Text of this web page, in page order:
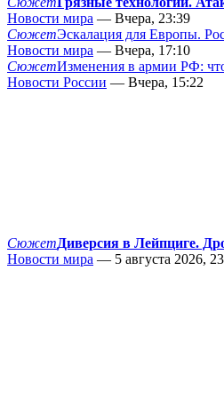
Новости мира — Вчера, 23:39
СюжетЭскалация для Европы.
Новости мира — Вчера, 17:10
СюжетИзменения в армии РФ:
Новости России — Вчера, 15:22
СюжетДиверсия в Лейпциге.
Новости мира — 5 августа 2026,